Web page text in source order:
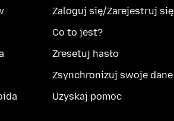
Zaloguj się/Zarejestruj się
Co to jest?
Zresetuj hasło
Zsynchronizuj swoje dane
Uzyskaj pomoc